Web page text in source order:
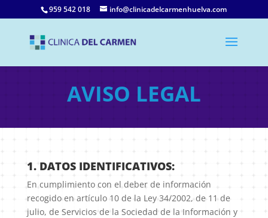
959 542 018 info@clinicadelcarmenhuelva.com
AVISO LEGAL
1. DATOS IDENTIFICATIVOS:
En cumplimiento con el deber de información
recogido en artículo 10 de la Ley 34/2002, de 11 de
julio, de Servicios de la Sociedad de la Información y